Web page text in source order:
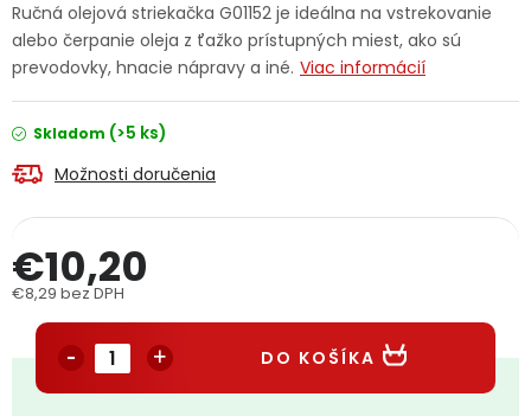
Doprava a platba Váš zákaznícky účet
Kontakty
Obchodné podmienky
Podmienky ochrany osobných údajov
Ručná olejová striekačka G01152 je ideálna na vstrekovanie
alebo čerpanie oleja z ťažko prístupných miest, ako sú
prevodovky, hnacie nápravy a iné. Viac informácií
Skladom (>5 ks)
Možnosti doručenia
€10,20
€8,29 bez DPH
DO KOŠÍKA